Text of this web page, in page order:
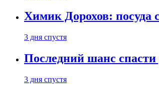
Химик Дорохов: посуда
3 дня спустя
Последний шанс спасти
3 дня спустя